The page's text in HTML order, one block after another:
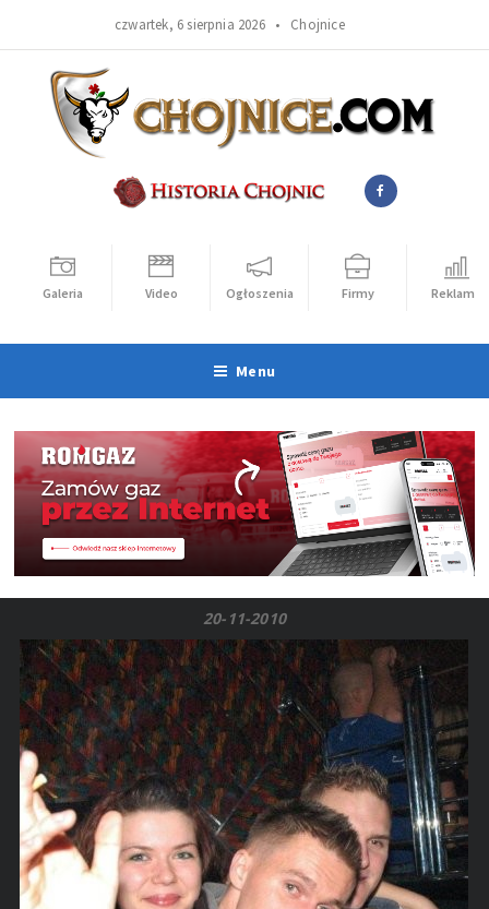
czwartek, 6 sierpnia 2026 • Chojnice
Galeria Video Ogłoszenia Firmy Reklama
Menu
20-11-2010